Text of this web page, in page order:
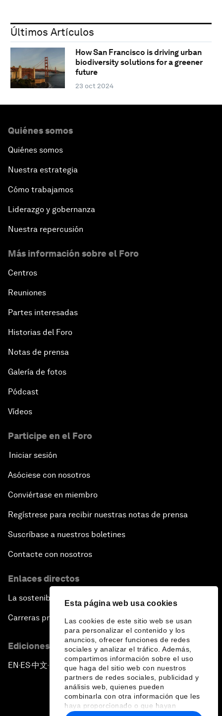
Esta página web usa cookies
Las cookies de este sitio web se usan
para personalizar el contenido y los
anuncios, ofrecer funciones de redes
sociales y analizar el tráfico. Además,
compartimos información sobre el uso
que haga del sitio web con nuestros
partners de redes sociales, publicidad y
análisis web, quienes pueden
combinarla con otra información que les
haya proporcionado o que hayan
Últimos Artículos
How San Francisco is driving urban
biodiversity solutions for a greener
future
23 oct 2024
Quiénes somos
Quiénes somos
Nuestra estrategia
Cómo trabajamos
Liderazgo y gobernanza
Nuestra repercusión
Más información sobre el Foro
Centros
Reuniones
Partes interesadas
Historias del Foro
Notas de prensa
Galería de fotos
Pódcast
Vídeos
Participe en el Foro
Iniciar sesión
Asóciese con nosotros
Conviértase en miembro
Regístrese para recibir nuestras notas de prensa
Suscríbase a nuestros boletines
Contacte con nosotros
Enlaces directos
La sostenibilidad en el Foro
Carreras profesionales
Ediciones en otros idiomas
EN ▪ ES▪中文▪ 日本語